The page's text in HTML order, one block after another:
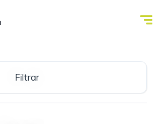
Filtrar